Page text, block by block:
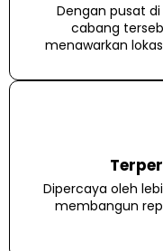
Dengan pusat
cabang
menawarkan
Dipercaya oleh
membangun